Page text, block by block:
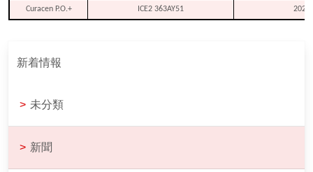
Curacen P.O.+ ICE2 363AY51
新着情報
> 未分類
> 新聞